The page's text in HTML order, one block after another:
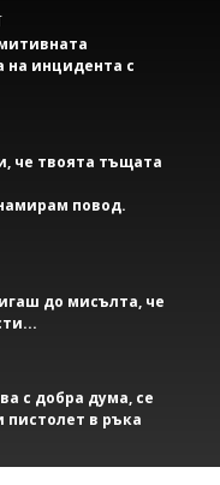
на инцидента с
че твоята тъщата
повод.
до мисълта, че
с добра дума, се
пистолет в ръка